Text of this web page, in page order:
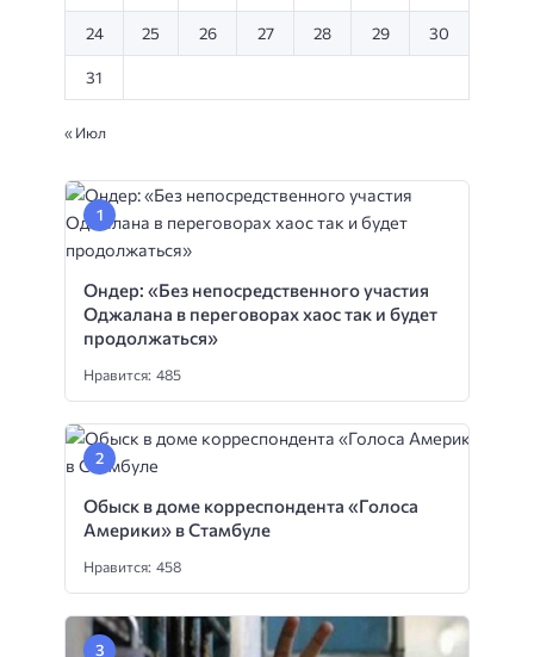
24 25 26 27 28 29 30
31
« Июл
Ондер: «Без непосредственного участия
Оджалана в переговорах хаос так и будет
продолжаться»
Нравится: 485
Обыск в доме корреспондента «Голоса
Америки» в Стамбуле
Нравится: 458